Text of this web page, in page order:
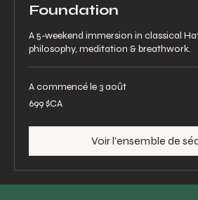
Foundation
A 5-weekend immersion in classical
philosophy, meditation & breathwork.
A commencé le 3 août
699
dollars
699 $CA
Voir l'ensemble de